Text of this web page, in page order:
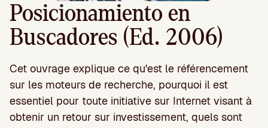
Posicionamiento en
Buscadores (Ed. 2006)
Cet ouvrage explique ce qu'est le référencement
sur les moteurs de recherche, pourquoi il est
essentiel pour toute initiative sur Internet visant à
obtenir un retour sur investissement, quels sont